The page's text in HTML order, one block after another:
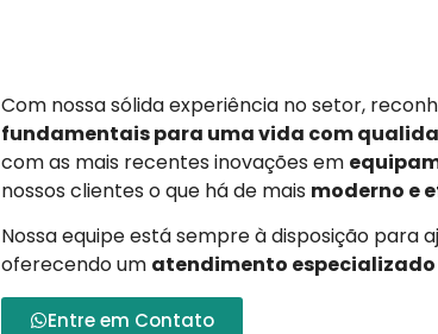
Com nossa sólida experiência no setor,
fundamentais para uma vida com
com as mais recentes inovações em
nossos clientes o que há de mais moderno e
Nossa equipe está sempre à disposição para
oferecendo um atendimento
Entre em Contato